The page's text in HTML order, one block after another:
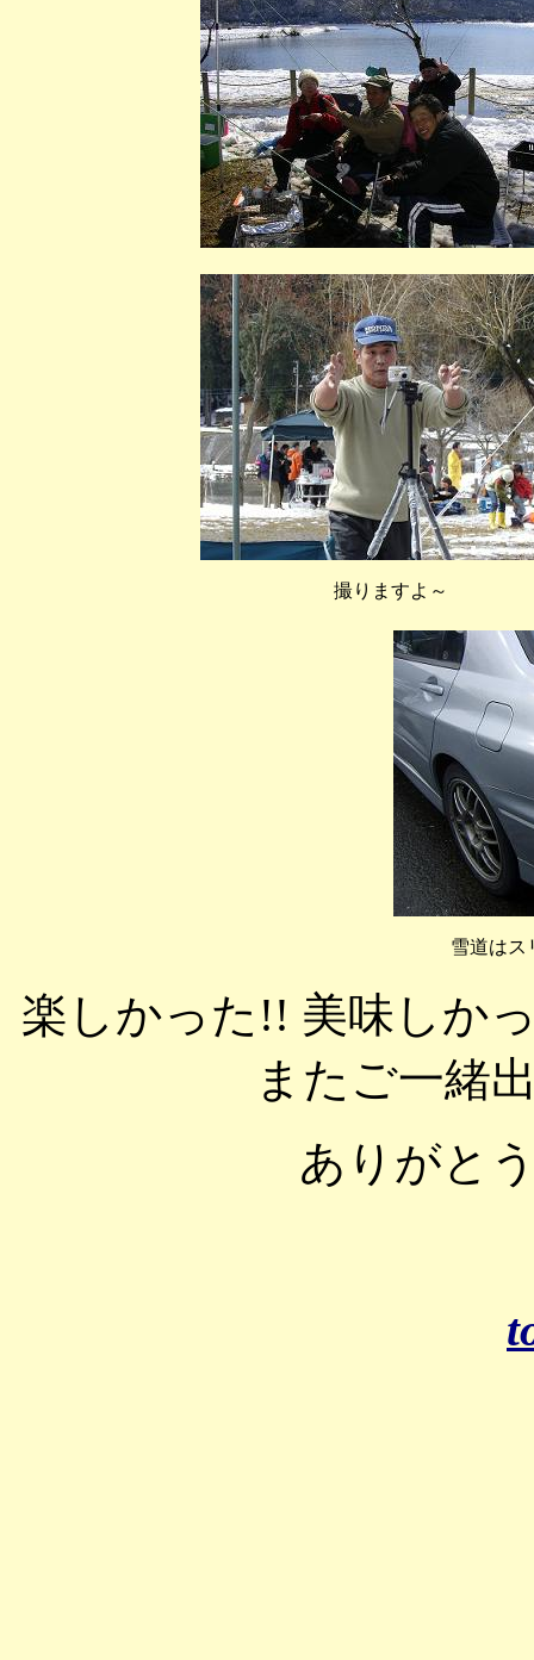
撮りますよ～
雪道はス
楽しかった!! 美味しか
またご一緒
ありがと